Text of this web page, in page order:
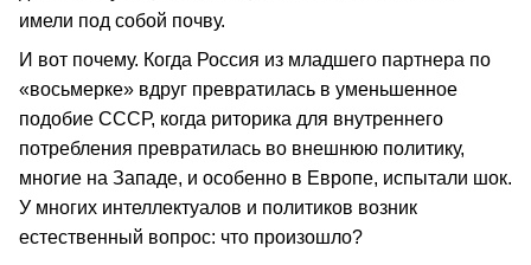
имели под собой почву.
И вот почему. Когда Россия из младшего партнера по
«восьмерке» вдруг превратилась в уменьшенное
подобие СССР, когда риторика для внутреннего
потребления превратилась во внешнюю политику,
многие на Западе, и особенно в Европе, испытали шок.
У многих интеллектуалов и политиков возник
естественный вопрос: что произошло?